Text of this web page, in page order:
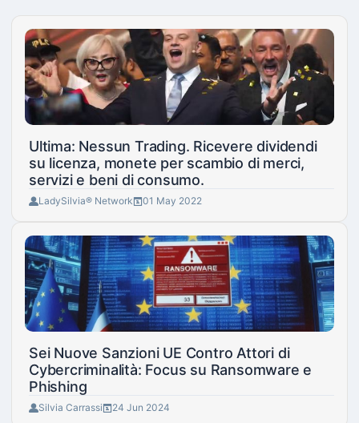
Ultima: Nessun Trading. Ricevere dividendi
su licenza, monete per scambio di merci,
servizi e beni di consumo.
LadySilvia® Network 01 May 2022
Sei Nuove Sanzioni UE Contro Attori di
Cybercriminalità: Focus su Ransomware e
Phishing
Silvia Carrassi 24 Jun 2024